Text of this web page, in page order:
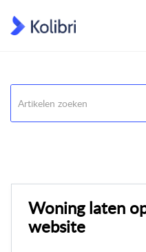
Woning laten
website